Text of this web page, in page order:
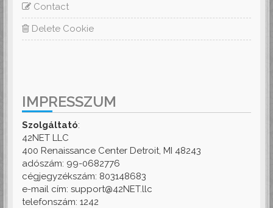
Contact
Delete Cookie
IMPRESSZUM
Szolgáltató:
42NET LLC
400 Renaissance Center Detroit, MI 48243
adószám: 99-0682776
cégjegyzékszám: 803148683
e-mail cím: support@42NET.llc
telefonszám: 1242